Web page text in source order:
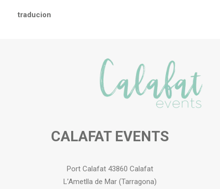
traducion
CALAFAT EVENTS
Port Calafat 43860 Calafat
L’Ametlla de Mar (Tarragona)